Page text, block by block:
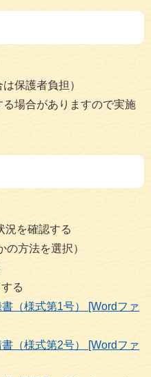
保護者負担）
場合がありますので実施
況を確認する
方法を選択）
る
（様式第1号） [Wordファ
（様式第2号） [Wordファ